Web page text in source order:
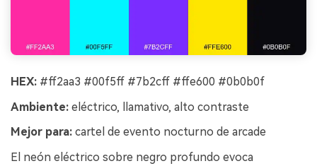
HEX: #ff2aa3 #00f5ff #7b2cff #ffe600 #0b0b0f
Ambiente: eléctrico, llamativo, alto contraste
Mejor para: cartel de evento nocturno de arcade
El neón eléctrico sobre negro profundo evoca